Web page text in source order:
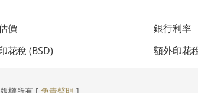
價 銀行利率
花稅 (BSD) 額外印花